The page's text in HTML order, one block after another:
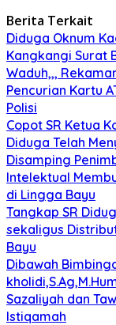
Berita Terkait
Diduga Oknum
Kangkangi Surat
Waduh,,,
Pencurian Kartu
Polisi
Copot SR Ketua
Diduga Telah
Disamping
Intelektual
di Lingga Bayu
Tangkap SR
sekaligus
Bayu
Dibawah
Sazaliyah dan
Istiqamah